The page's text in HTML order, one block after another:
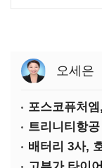
오세은
배터리 3사,